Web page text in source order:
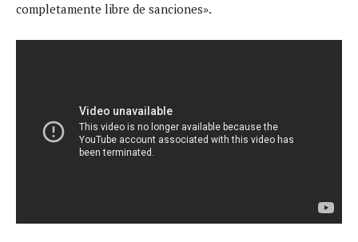
completamente libre de sanciones».